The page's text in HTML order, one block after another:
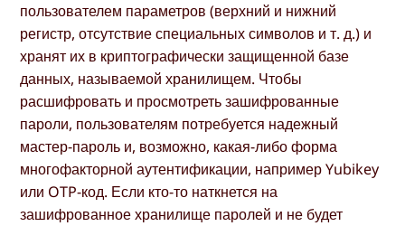
пользователем параметров (верхний и нижний
регистр, отсутствие специальных символов и т. д.) и
хранят их в криптографически защищенной базе
данных, называемой хранилищем. Чтобы
расшифровать и просмотреть зашифрованные
пароли, пользователям потребуется надежный
мастер-пароль и, возможно, какая-либо форма
многофакторной аутентификации, например Yubikey
или OTP-код. Если кто-то наткнется на
зашифрованное хранилище паролей и не будет